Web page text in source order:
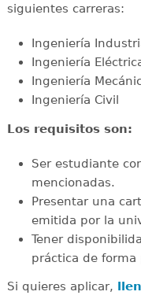
siguientes carreras:
Ingeniería
Ingeniería
Ingeniería
Ingeniería Civil
Los requisitos son:
Ser estudiante
mencionadas.
Presentar una
emitida por la
Tener
práctica de forma
Si quieres aplicar,